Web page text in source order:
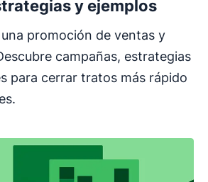
y ejemplos
promoción de ventas y
campañas, estrategias
para cerrar tratos más rápido